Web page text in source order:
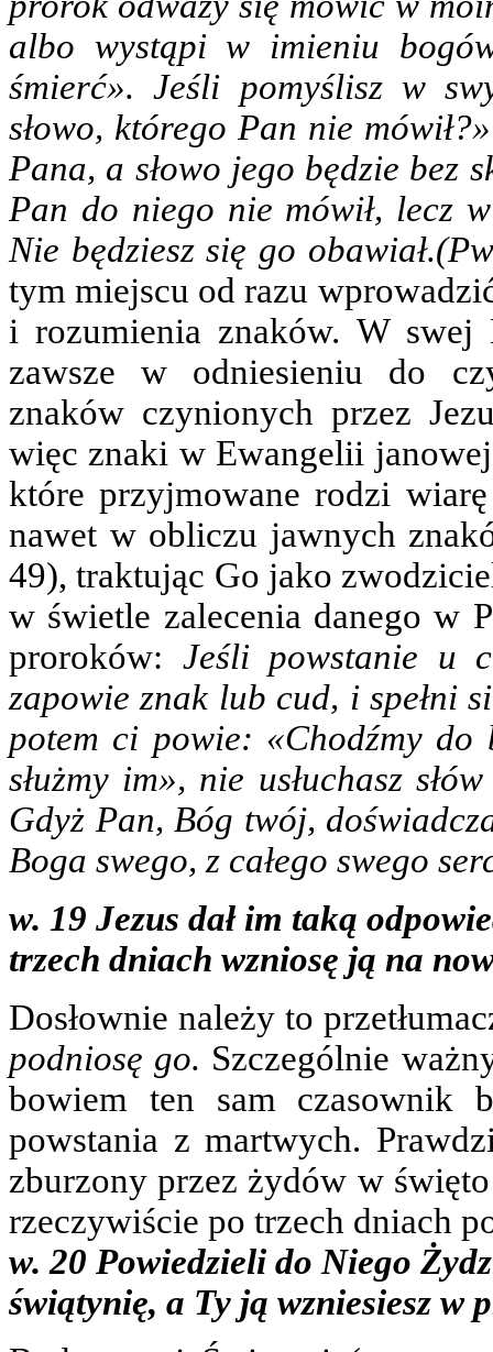
albo wystąpi w imieniu
śmierć». Jeśli pomyślisz w
słowo, którego Pan nie
Pana, a słowo jego będzie bez
Pan do niego nie mówił, lecz
Nie będziesz się go
tym miejscu od razu
i rozumienia znaków. W swej
zawsze w odniesieniu do
znaków czynionych przez
więc znaki w Ewangelii
które przyjmowane rodzi
nawet w obliczu jawnych
49), traktując Go jako
w świetle zalecenia danego w
proroków: Jeśli powstanie u
zapowie znak lub cud, i spełni
potem ci powie: «Chodźmy
służmy im», nie usłuchasz
Gdyż Pan, Bóg twój,
Boga swego, z całego swego
w. 19 Jezus dał im taką
trzech dniach wzniosę ją na
Dosłownie należy to
podniosę go. Szczególnie
bowiem ten sam czasownik
powstania z martwych.
zburzony przez żydów w
rzeczywiście po trzech dniach
w. 20 Powiedzieli do Niego
świątynię, a Ty ją wzniesiesz w